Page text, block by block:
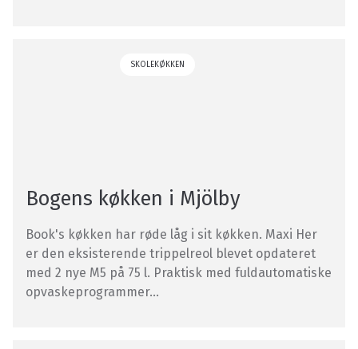
SKOLEKØKKEN
Bogens køkken i Mjölby
Book's køkken har røde låg i sit køkken. Maxi Her
er den eksisterende trippelreol blevet opdateret
med 2 nye M5 på 75 l. Praktisk med fuldautomatiske
opvaskeprogrammer...